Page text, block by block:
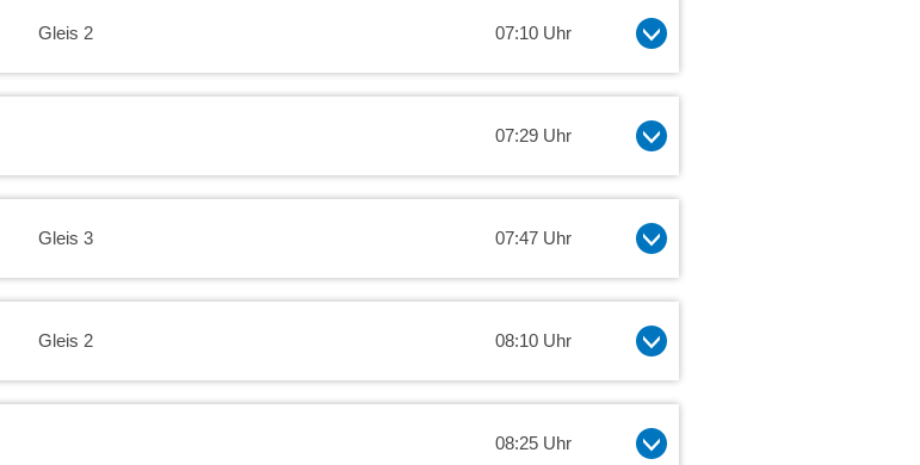
19:00
20:30
21:00
Gleis 2 07:10 Uhr
07:29 Uhr
Gleis 3 07:47 Uhr
Gleis 2 08:10 Uhr
08:25 Uhr